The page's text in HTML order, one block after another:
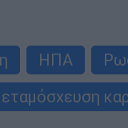
ΗΠΑ